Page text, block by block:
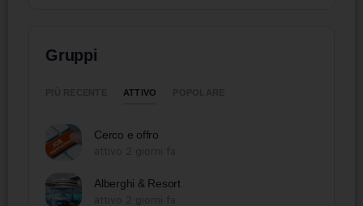
Gruppi
ATTIVO
Cerco e offro
Alberghi & Resort